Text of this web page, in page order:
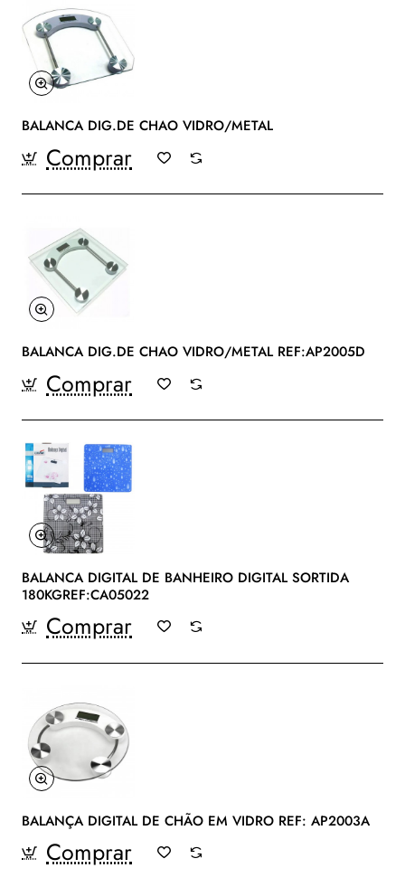
BALANCA DIG.DE CHAO VIDRO/METAL
Comprar
BALANCA DIG.DE CHAO VIDRO/METAL REF:AP2005D
Comprar
BALANCA DIGITAL DE BANHEIRO DIGITAL SORTIDA
180KGREF:CA05022
Comprar
BALANÇA DIGITAL DE CHÃO EM VIDRO REF: AP2003A
Comprar